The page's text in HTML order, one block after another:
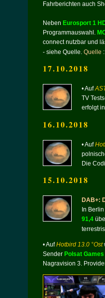
Fahrberichten auch
Neben Eurosport 1
Programmauswahl.
connect nutzbar und
- siehe Quelle. Quelle
17.10.2018
• Auf
TV
erfolgt
16.10.2018
• Auf
Die
15.10.2018
DAB+:
In
91,4
• AufHotbird 13.0 °Ost
Sender Polsat Games
Nagravision 3.